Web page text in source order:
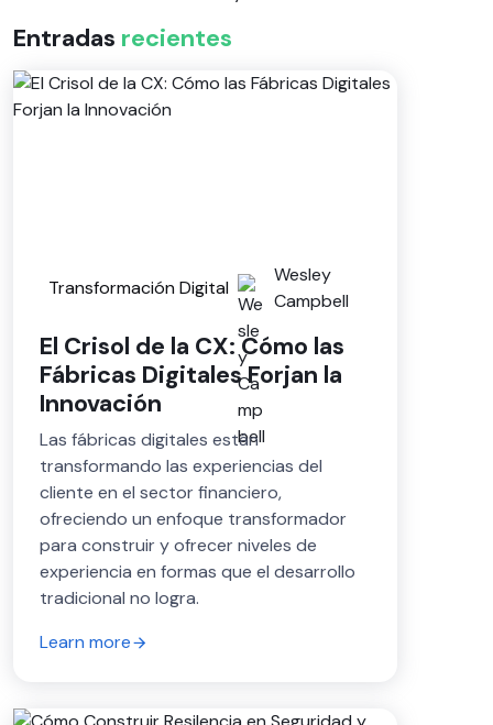
Entradas recientes
Transformación Digital
Wesley
Campbell
El Crisol de la CX: Cómo las
Fábricas Digitales Forjan la
Innovación
Las fábricas digitales están
transformando las experiencias del
cliente en el sector financiero,
ofreciendo un enfoque transformador
para construir y ofrecer niveles de
experiencia en formas que el desarrollo
tradicional no logra.
Learn more